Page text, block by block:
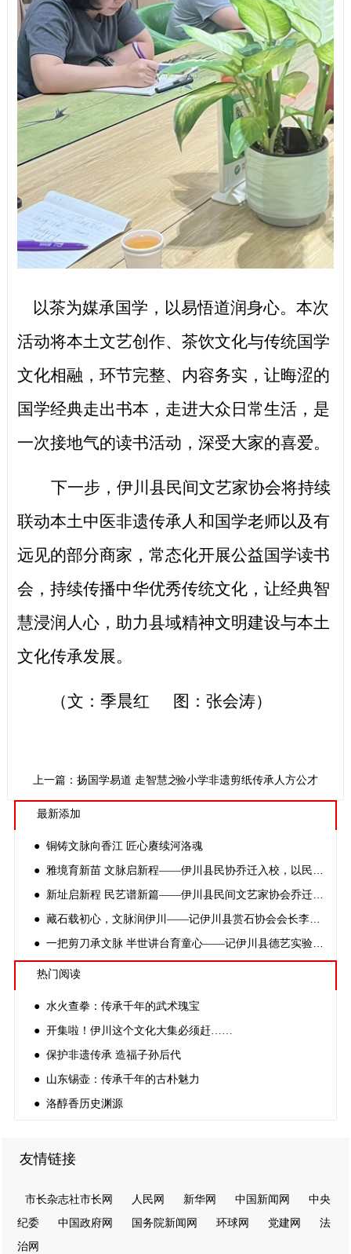
以茶为媒承国学，以易悟道润身心。本次
活动将本土文艺创作、茶饮文化与传统国学
文化相融，环节完整、内容务实，让晦涩的
国学经典走出书本，走进大众日常生活，是
一次接地气的读书活动，深受大家的喜爱。
下一步，伊川县民间文艺家协会将持续
联动本土中医非遗传承人和国学老师以及有
远见的部分商家，常态化开展公益国学读书
会，持续传播中华优秀传统文化，让经典智
慧浸润人心，助力县域精神文明建设与本土
文化传承发展。
（文：季晨红 图：张会涛）
上一篇：扬国学易道 走智慧之路
世讲台育童心——记伊川县德艺实验小学非遗剪纸传承人方公才
最新添加
● 铜铸文脉向香江 匠心赓续河洛魂
● 新址启新程 民艺谱新篇——伊川县民间文艺家协会乔迁揭牌仪式顺利举办
● 藏石载初心，文脉润伊川——记伊川县赏石协会会长李志锋
● 一把剪刀承文脉 半世讲台育童心——记伊川县德艺实验小学非遗剪纸传承人方公才
热门阅读
● 水火查拳：传承千年的武术瑰宝
● 开集啦！伊川这个文化大集必须赶……
● 保护非遗传承 造福子孙后代
● 山东锡壶：传承千年的古朴魅力
● 洛醇香历史渊源
友情链接
市长杂志社市长网 人民网 新华网 中国新闻网
中央
纪委
中国政府网 国务院新闻网 环球网 党建网
法
治网